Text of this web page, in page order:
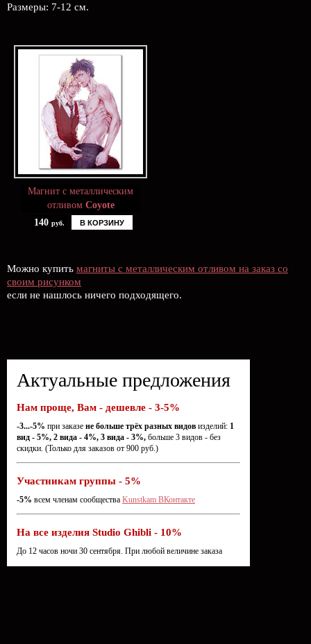
Размеры: 7-12 см.
Магнит с металлическим
отливом Coyote
140 руб. В КОРЗИНУ
Можно купить магниты с металлическим отливом на заказ со
своим рисунком
если не нашлось ничего подходящего.
Актуальные предложения
Нам проще, Вам - дешевле - 3-5%
-3...-5% при заказе не больше трёх разных видов изделий: 1
вид - 5%, 2 вида - 4%, 3 вида - 3%, больше 3 видов - без
скидки. (Только для заказов от 900 руб.)
Участникам группы - 5%
-5% всем членам сообщества Kunstkam ВКонтакте
На все изделия Studio Ghibli - 10%
До 12 часов ночи 30 сентября. При любой величине заказа